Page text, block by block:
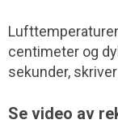
centimeter og
sekunder,
Se video av